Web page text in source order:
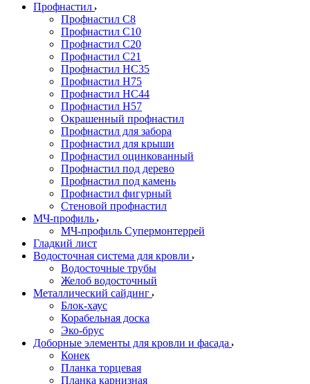
Профнастил
Профнастил С8
Профнастил С10
Профнастил С20
Профнастил С21
Профнастил НС35
Профнастил Н75
Профнастил HC44
Профнастил Н57
Окрашенный профнастил
Профнастил для забора
Профнастил для крыши
Профнастил оцинкованный
Профнастил под дерево
Профнастил под камень
Профнастил фигурный
Стеновой профнастил
МЧ-профиль
МЧ-профиль Супермонтеррей
Гладкий лист
Водосточная система для кровли
Водосточные трубы
Желоб водосточный
Металлический сайдинг
Блок-хаус
Корабельная доска
Эко-брус
Доборные элементы для кровли и фасада
Конек
Планка торцевая
Планка карнизная